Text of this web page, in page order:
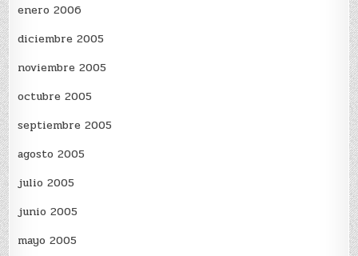
enero 2006
diciembre 2005
noviembre 2005
octubre 2005
septiembre 2005
agosto 2005
julio 2005
junio 2005
mayo 2005